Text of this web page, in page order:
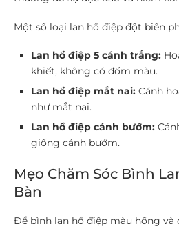
Một số loại lan hồ điệp đột biến
Lan hồ điệp 5 cánh trắng:
khiết, không có đốm màu.
Lan hồ điệp mắt nai: Cánh
như mắt nai.
Lan hồ điệp cánh bướm:
giống cánh bướm.
Mẹo Chăm Sóc Bình
Bàn
Để bình lan hồ điệp màu hồng và